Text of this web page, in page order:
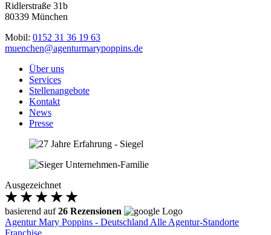
Ridlerstraße 31b
80339 München
Mobil: 0152 31 36 19 63
muenchen@agenturmarypoppins.de
Über uns
Services
Stellenangebote
Kontakt
News
Presse
Ausgezeichnet
basierend auf26 Rezensionen
Agentur Mary Poppins - Deutschland Alle Agentur-Standorte
Franchise